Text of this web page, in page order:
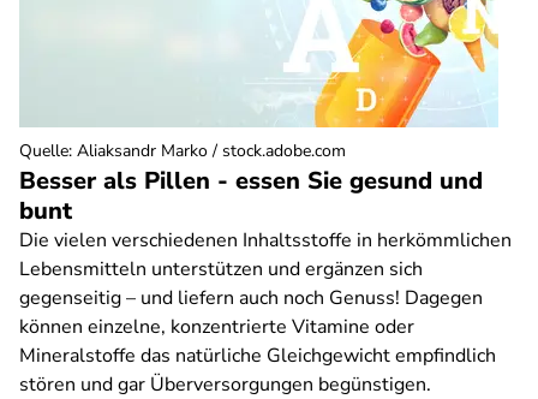
Besser als Pillen - essen Sie gesund und
bunt
Die vielen verschiedenen Inhaltsstoffe in herkömmlichen
Lebensmitteln unterstützen und ergänzen sich
gegenseitig – und liefern auch noch Genuss! Dagegen
können einzelne, konzentrierte Vitamine oder
Mineralstoffe das natürliche Gleichgewicht empfindlich
stören und gar Überversorgungen begünstigen.
Quelle: Aliaksandr Marko / stock.adobe.com